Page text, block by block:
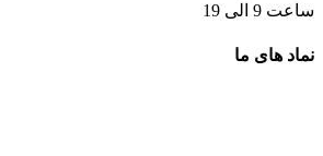
ساعت 9 الی 19
نماد های ما